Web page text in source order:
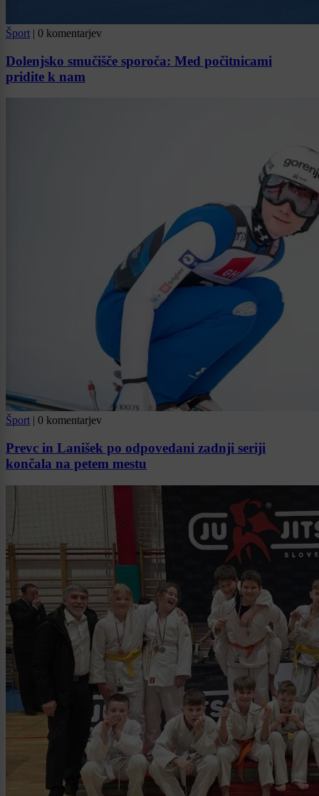
Šport | 0 komentarjev
Dolenjsko smučišče sporoča: Med počitnicami
pridite k nam
Šport | 0 komentarjev
Prevc in Lanišek po odpovedani zadnji seriji
končala na petem mestu